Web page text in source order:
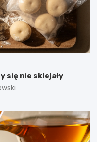
się nie sklejały